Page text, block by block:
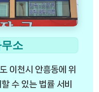
소
이천시 안흥동에 위
수 있는 법률 서비